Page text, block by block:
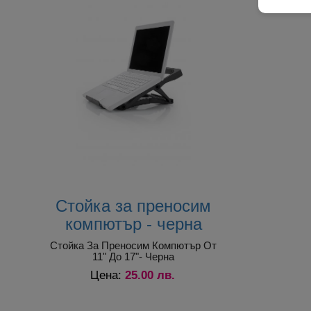
•размер на кърпата 22х15 см
•не оставя власинки след почистването
Преди да почистите, моля следвайте
Стойка за преносим
компютър - черна
Стойка За Преносим Компютър От
11" До 17"- Черна
Цена: 25.00 лв.